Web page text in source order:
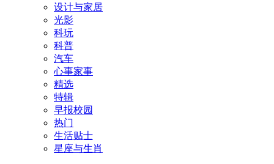
设计与家居
光影
科玩
科普
汽车
心事家事
精选
特辑
早报校园
热门
生活贴士
星座与生肖